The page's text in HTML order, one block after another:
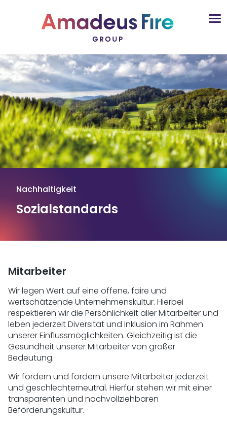
Nachhaltigkeit
Sozialstandards
Mitarbeiter
Wir legen Wert auf eine offene, faire und
wertschätzende Unternehmenskultur. Hierbei
respektieren wir die Persönlichkeit aller Mitarbeiter und
leben jederzeit Diversität und Inklusion im Rahmen
unserer Einflussmöglichkeiten. Gleichzeitig ist die
Gesundheit unserer Mitarbeiter von großer
Bedeutung.
Wir fördern und fordern unsere Mitarbeiter jederzeit
und geschlechterneutral. Hierfür stehen wir mit einer
transparenten und nachvollziehbaren
Beförderungskultur.